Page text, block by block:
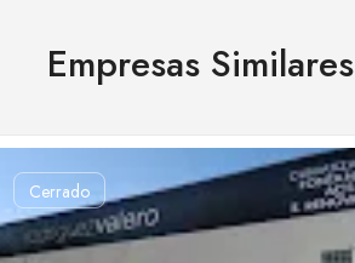
Empresas Similares
Cerrado